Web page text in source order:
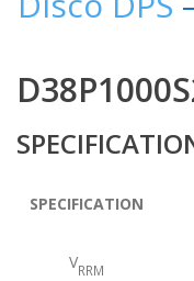
SPECIFICATION
VRRM